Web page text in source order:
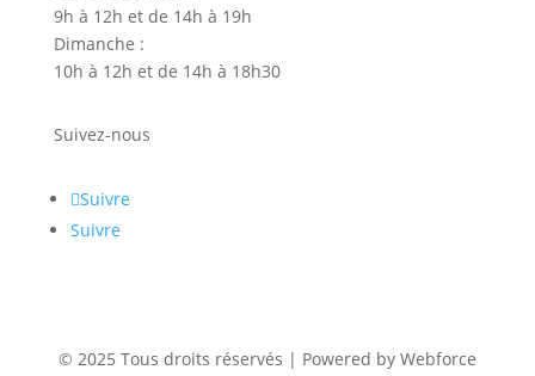
9h à 12h et de 14h à 19h
Dimanche :
10h à 12h et de 14h à 18h30
Suivez-nous
Suivre
Suivre
© 2025 Tous droits réservés | Powered by Webforce